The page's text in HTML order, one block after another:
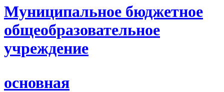
Муниципальное бюджетное
общеобразовательное
учреждение
основная